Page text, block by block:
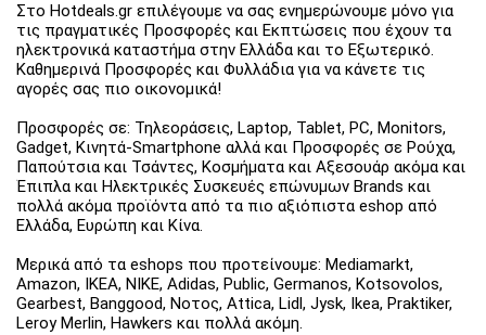
Στο Hotdeals.gr επιλέγουμε να σας ενημερώνουμε μόνο για
τις πραγματικές Προσφορές και Εκπτώσεις που έχουν τα
ηλεκτρονικά καταστήμα στην Ελλάδα και το Εξωτερικό.
Καθημερινά Προσφορές και Φυλλάδια για να κάνετε τις
αγορές σας πιο οικονομικά!
Προσφορές σε: Τηλεοράσεις, Laptop, Tablet, PC, Monitors,
Gadget, Κινητά-Smartphone αλλά και Προσφορές σε Ρούχα,
Παπούτσια και Τσάντες, Κοσμήματα και Αξεσουάρ ακόμα και
Έπιπλα και Ηλεκτρικές Συσκευές επώνυμων Brands και
πολλά ακόμα προϊόντα από τα πιο αξιόπιστα eshop από
Ελλάδα, Ευρώπη και Κίνα.
Μερικά από τα eshops που προτείνουμε: Mediamarkt,
Amazon, IKEA, NIKE, Adidas, Public, Germanos, Kotsovolos,
Gearbest, Banggood, Νοτος, Attica, Lidl, Jysk, Ikea, Praktiker,
Leroy Merlin, Hawkers και πολλά ακόμη.